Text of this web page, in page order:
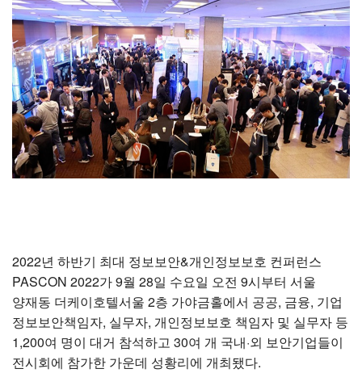
2022년 하반기 최대 정보보안&개인정보보호 컨퍼런스
PASCON 2022가 9월 28일 수요일 오전 9시부터 서울
양재동 더케이호텔서울 2층 가야금홀에서 공공, 금융, 기업
정보보안책임자, 실무자, 개인정보보호 책임자 및 실무자 등
1,200여 명이 대거 참석하고 30여 개 국내·외 보안기업들이
전시회에 참가한 가운데 성황리에 개최됐다.